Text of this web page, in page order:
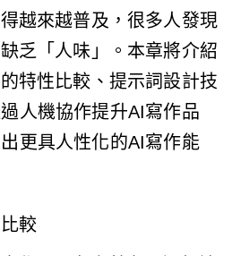
越來越普及，很多人發現
乏「人味」。本章將介紹
特性比較、提示詞設計技
人機協作提升AI寫作品
更具人性化的AI寫作能
較